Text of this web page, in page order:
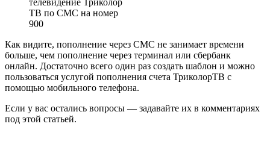
ТВ по СМС на номер
900
Как видите, пополнение через СМС не занимает времени
больше, чем пополнение через терминал или сбербанк
онлайн. Достаточно всего один раз создать шаблон и можно
пользоваться услугой пополнения счета ТриколорТВ с
помощью мобильного телефона.
Если у вас остались вопросы — задавайте их в комментариях
под этой статьей.